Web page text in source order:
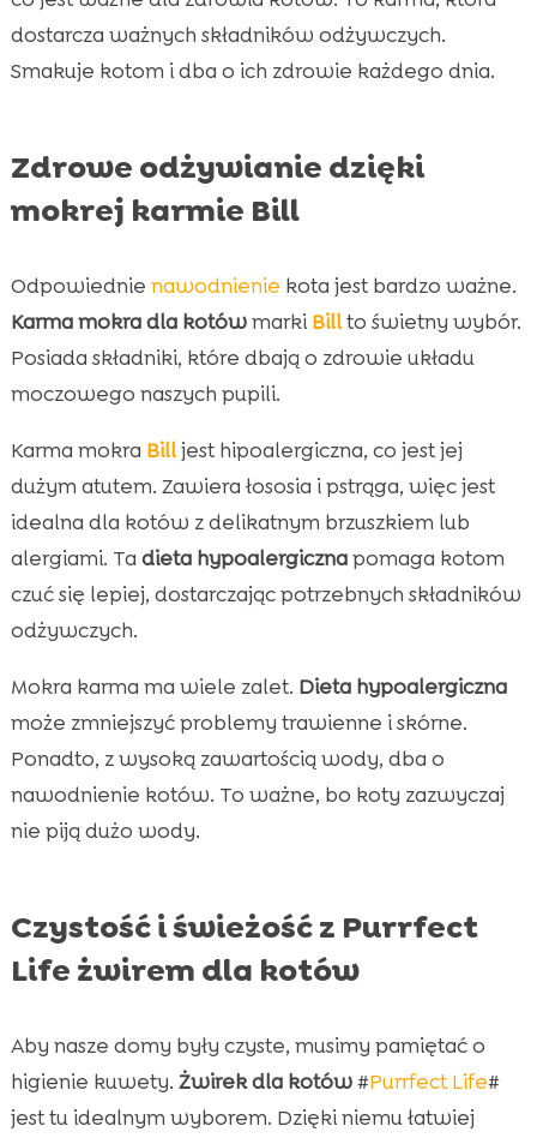
dostarcza ważnych składników odżywczych.
Smakuje kotom i dba o ich zdrowie każdego dnia.
Zdrowe odżywianie dzięki
mokrej karmie Bill
Odpowiednie nawodnienie kota jest bardzo ważne.
Karma mokra dla kotówmarki Billto świetny wybór.
Posiada składniki, które dbają o zdrowie układu
moczowego naszych pupili.
Karma mokra Billjest hipoalergiczna, co jest jej
dużym atutem. Zawiera łososia i pstrąga, więc jest
idealna dla kotów z delikatnym brzuszkiem lub
alergiami. Ta dieta hypoalergicznapomaga kotom
czuć się lepiej, dostarczając potrzebnych składników
odżywczych.
Mokra karma ma wiele zalet. Dieta hypoalergiczna
może zmniejszyć problemy trawienne i skórne.
Ponadto, z wysoką zawartością wody, dba o
nawodnienie kotów. To ważne, bo koty zazwyczaj
nie piją dużo wody.
Czystość i świeżość z Purrfect
Life żwirem dla kotów
Aby nasze domy były czyste, musimy pamiętać o
higienie kuwety. Żwirek dla kotów#Purrfect Life#
jest tu idealnym wyborem. Dzięki niemu łatwiej